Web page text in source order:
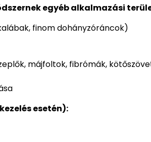
egyéb alkalmazási
finom dohányzóráncok)
májfoltok, fibrómák,
esetén):